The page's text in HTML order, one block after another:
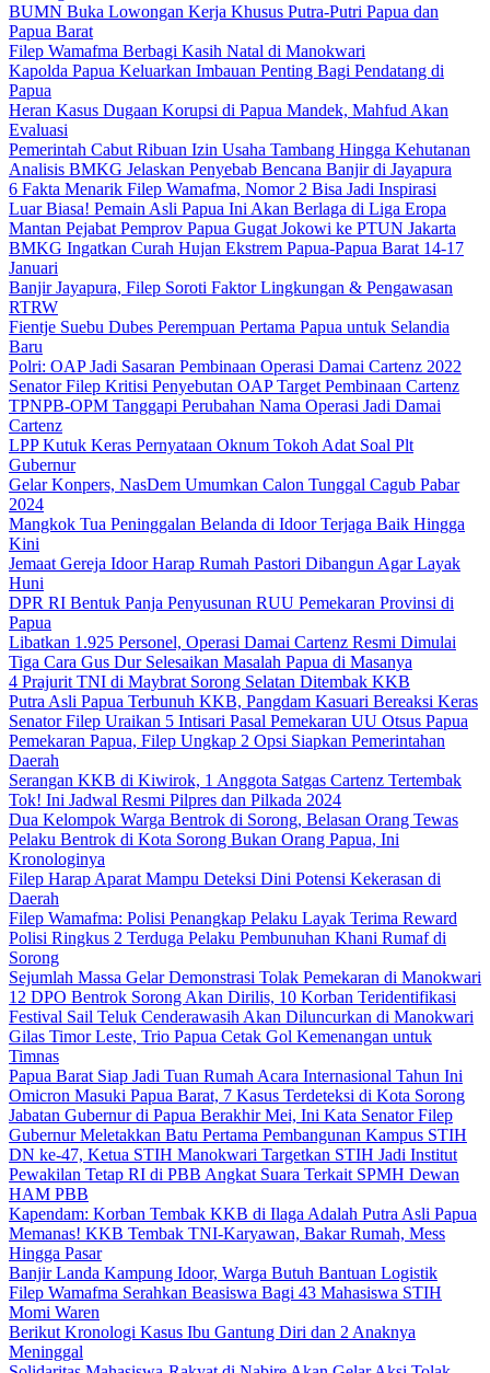
BUMN Buka Lowongan Kerja Khusus Putra-Putri Papua dan
Papua Barat
Filep Wamafma Berbagi Kasih Natal di Manokwari
Kapolda Papua Keluarkan Imbauan Penting Bagi Pendatang di
Papua
Heran Kasus Dugaan Korupsi di Papua Mandek, Mahfud Akan
Evaluasi
Pemerintah Cabut Ribuan Izin Usaha Tambang Hingga Kehutanan
Analisis BMKG Jelaskan Penyebab Bencana Banjir di Jayapura
6 Fakta Menarik Filep Wamafma, Nomor 2 Bisa Jadi Inspirasi
Luar Biasa! Pemain Asli Papua Ini Akan Berlaga di Liga Eropa
Mantan Pejabat Pemprov Papua Gugat Jokowi ke PTUN Jakarta
BMKG Ingatkan Curah Hujan Ekstrem Papua-Papua Barat 14-17
Januari
Banjir Jayapura, Filep Soroti Faktor Lingkungan & Pengawasan
RTRW
Fientje Suebu Dubes Perempuan Pertama Papua untuk Selandia
Baru
Polri: OAP Jadi Sasaran Pembinaan Operasi Damai Cartenz 2022
Senator Filep Kritisi Penyebutan OAP Target Pembinaan Cartenz
TPNPB-OPM Tanggapi Perubahan Nama Operasi Jadi Damai
Cartenz
LPP Kutuk Keras Pernyataan Oknum Tokoh Adat Soal Plt
Gubernur
Gelar Konpers, NasDem Umumkan Calon Tunggal Cagub Pabar
2024
Mangkok Tua Peninggalan Belanda di Idoor Terjaga Baik Hingga
Kini
Jemaat Gereja Idoor Harap Rumah Pastori Dibangun Agar Layak
Huni
DPR RI Bentuk Panja Penyusunan RUU Pemekaran Provinsi di
Papua
Libatkan 1.925 Personel, Operasi Damai Cartenz Resmi Dimulai
Tiga Cara Gus Dur Selesaikan Masalah Papua di Masanya
4 Prajurit TNI di Maybrat Sorong Selatan Ditembak KKB
Putra Asli Papua Terbunuh KKB, Pangdam Kasuari Bereaksi Keras
Senator Filep Uraikan 5 Intisari Pasal Pemekaran UU Otsus Papua
Pemekaran Papua, Filep Ungkap 2 Opsi Siapkan Pemerintahan
Daerah
Serangan KKB di Kiwirok, 1 Anggota Satgas Cartenz Tertembak
Tok! Ini Jadwal Resmi Pilpres dan Pilkada 2024
Dua Kelompok Warga Bentrok di Sorong, Belasan Orang Tewas
Pelaku Bentrok di Kota Sorong Bukan Orang Papua, Ini
Kronologinya
Filep Harap Aparat Mampu Deteksi Dini Potensi Kekerasan di
Daerah
Filep Wamafma: Polisi Penangkap Pelaku Layak Terima Reward
Polisi Ringkus 2 Terduga Pelaku Pembunuhan Khani Rumaf di
Sorong
Sejumlah Massa Gelar Demonstrasi Tolak Pemekaran di Manokwari
12 DPO Bentrok Sorong Akan Dirilis, 10 Korban Teridentifikasi
Festival Sail Teluk Cenderawasih Akan Diluncurkan di Manokwari
Gilas Timor Leste, Trio Papua Cetak Gol Kemenangan untuk
Timnas
Papua Barat Siap Jadi Tuan Rumah Acara Internasional Tahun Ini
Omicron Masuki Papua Barat, 7 Kasus Terdeteksi di Kota Sorong
Jabatan Gubernur di Papua Berakhir Mei, Ini Kata Senator Filep
Gubernur Meletakkan Batu Pertama Pembangunan Kampus STIH
DN ke-47, Ketua STIH Manokwari Targetkan STIH Jadi Institut
Pewakilan Tetap RI di PBB Angkat Suara Terkait SPMH Dewan
HAM PBB
Kapendam: Korban Tembak KKB di Ilaga Adalah Putra Asli Papua
Memanas! KKB Tembak TNI-Karyawan, Bakar Rumah, Mess
Hingga Pasar
Banjir Landa Kampung Idoor, Warga Butuh Bantuan Logistik
Filep Wamafma Serahkan Beasiswa Bagi 43 Mahasiswa STIH
Momi Waren
Berikut Kronologi Kasus Ibu Gantung Diri dan 2 Anaknya
Meninggal